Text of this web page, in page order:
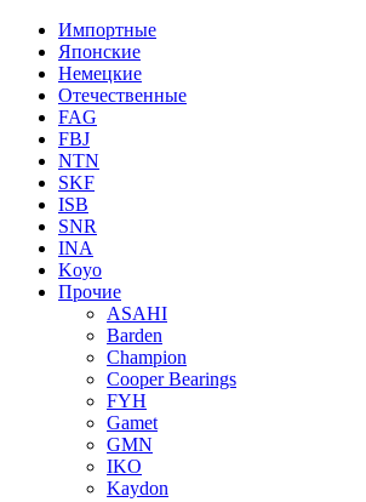
Импортные
Японские
Немецкие
Отечественные
FAG
FBJ
NTN
SKF
ISB
SNR
INA
Koyo
Прочие
ASAHI
Barden
Champion
Cooper Bearings
FYH
Gamet
GMN
IKO
Kaydon